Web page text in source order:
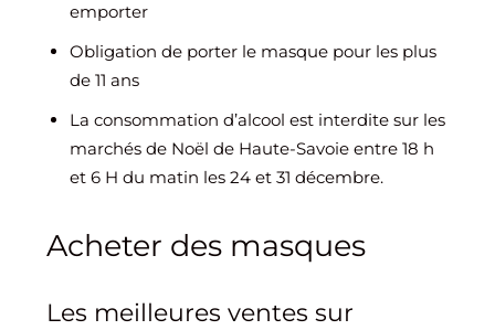
emporter
Obligation de porter le masque pour les plus
de 11 ans
La consommation d’alcool est interdite sur les
marchés de Noël de Haute-Savoie entre 18 h
et 6 H du matin les 24 et 31 décembre.
Acheter des masques
Les meilleures ventes sur